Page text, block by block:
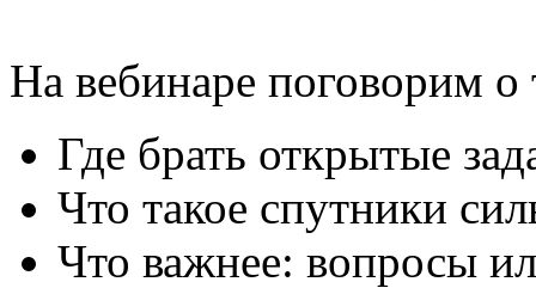
На вебинаре поговорим о
Где брать открытые
Что такое спутники
Что важнее: вопросы